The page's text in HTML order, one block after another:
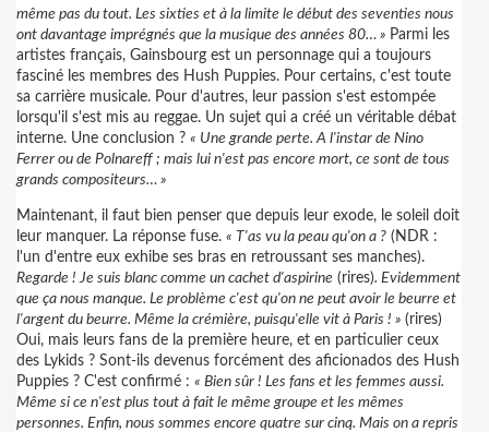
même pas du tout. Les sixties et à la limite le début des seventies nous
ont davantage imprégnés que la musique des années 80… » Parmi les
artistes français, Gainsbourg est un personnage qui a toujours
fasciné les membres des Hush Puppies. Pour certains, c'est toute
sa carrière musicale. Pour d'autres, leur passion s'est estompée
lorsqu'il s'est mis au reggae. Un sujet qui a créé un véritable débat
interne. Une conclusion ? « Une grande perte. A l'instar de Nino
Ferrer ou de Polnareff ; mais lui n'est pas encore mort, ce sont de tous
grands compositeurs… »
Maintenant, il faut bien penser que depuis leur exode, le soleil doit
leur manquer. La réponse fuse. « T'as vu la peau qu'on a ? (NDR :
l'un d'entre eux exhibe ses bras en retroussant ses manches).
Regarde ! Je suis blanc comme un cachet d'aspirine (rires). Evidemment
que ça nous manque. Le problème c'est qu'on ne peut avoir le beurre et
l'argent du beurre. Même la crémière, puisqu'elle vit à Paris ! » (rires)
Oui, mais leurs fans de la première heure, et en particulier ceux
des Lykids ? Sont-ils devenus forcément des aficionados des Hush
Puppies ? C'est confirmé : « Bien sûr ! Les fans et les femmes aussi.
Même si ce n'est plus tout à fait le même groupe et les mêmes
personnes. Enfin, nous sommes encore quatre sur cinq. Mais on a repris